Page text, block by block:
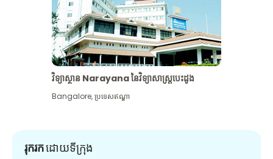
វិទ្យាស្ថាន Narayana នៃវិទ្យាសាស្រ្តបេះដូង
Bangalore,ប្រទេសឥណ្ឌា
រុករកដោយទីក្រុង